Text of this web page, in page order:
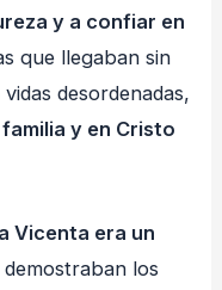
y a confiar en
que llegaban sin
desordenadas,
y en Cristo
Vicenta era un
los